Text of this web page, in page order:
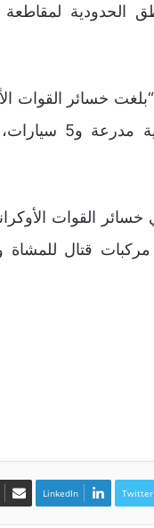
Twitter
LinkedIn